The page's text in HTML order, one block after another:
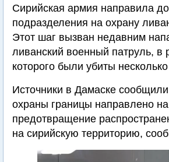
Сирийская армия направила
подразделения на охрану
Этот шаг вызван недавним
ливанский военный патруль, в
которого были убиты
Источники в Дамаске
охраны границы направлено на
предотвращение
на сирийскую территорию,